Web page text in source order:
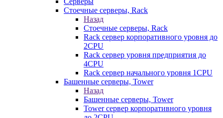
Стоечные серверы, Rack
Назад
Стоечные серверы, Rack
Rack сервер корпоративного уровня до
2CPU
Rack сервер уровня предприятия до
4CPU
Rack сервер начального уровня 1CPU
Башенные серверы, Tower
Назад
Башенные серверы, Tower
Tower сервер корпоративного уровня